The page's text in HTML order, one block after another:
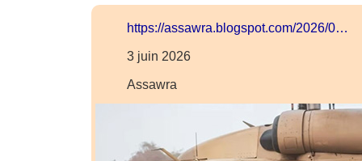
https://assawra.blogspot.com/2026/0…
3 juin 2026
Assawra